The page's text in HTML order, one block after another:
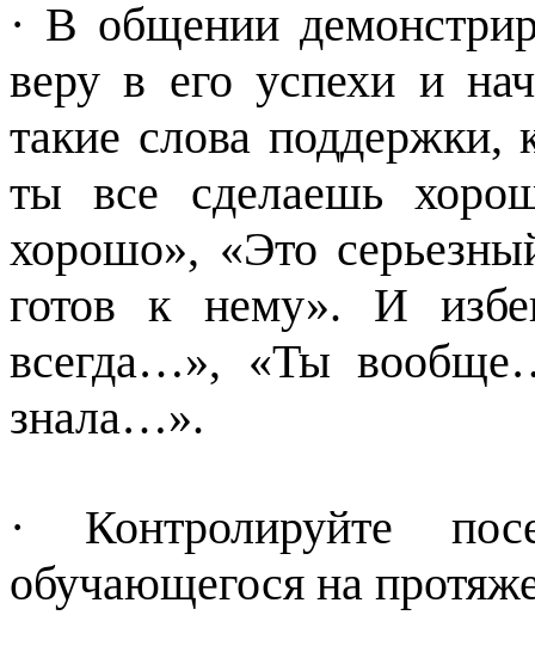
· В общении
веру в его успехи и
такие слова поддержки,
ты все сделаешь
хорошо», «Это
готов к нему». И
всегда…», «Ты
знала…».
· Контролируйте
обучающегося на